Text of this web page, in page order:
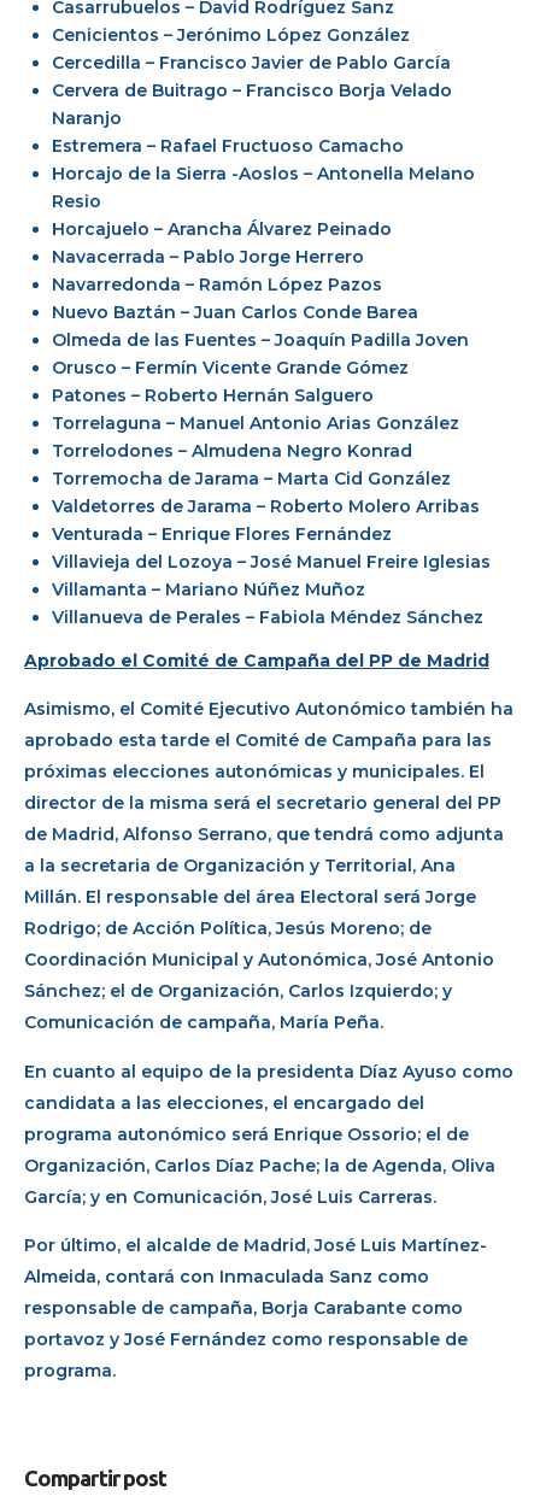
Casarrubuelos – David Rodríguez Sanz
Cenicientos – Jerónimo López González
Cercedilla – Francisco Javier de Pablo García
Cervera de Buitrago – Francisco Borja Velado
Naranjo
Estremera – Rafael Fructuoso Camacho
Horcajo de la Sierra -Aoslos – Antonella Melano
Resio
Horcajuelo – Arancha Álvarez Peinado
Navacerrada – Pablo Jorge Herrero
Navarredonda – Ramón López Pazos
Nuevo Baztán – Juan Carlos Conde Barea
Olmeda de las Fuentes – Joaquín Padilla Joven
Orusco – Fermín Vicente Grande Gómez
Patones – Roberto Hernán Salguero
Torrelaguna – Manuel Antonio Arias González
Torrelodones – Almudena Negro Konrad
Torremocha de Jarama – Marta Cid González
Valdetorres de Jarama – Roberto Molero Arribas
Venturada – Enrique Flores Fernández
Villavieja del Lozoya – José Manuel Freire Iglesias
Villamanta – Mariano Núñez Muñoz
Villanueva de Perales – Fabiola Méndez Sánchez
Aprobado el Comité de Campaña del PP de Madrid
Asimismo, el Comité Ejecutivo Autonómico también ha
aprobado esta tarde el Comité de Campaña para las
próximas elecciones autonómicas y municipales. El
director de la misma será el secretario general del PP
de Madrid, Alfonso Serrano, que tendrá como adjunta
a la secretaria de Organización y Territorial, Ana
Millán. El responsable del área Electoral será Jorge
Rodrigo; de Acción Política, Jesús Moreno; de
Coordinación Municipal y Autonómica, José Antonio
Sánchez; el de Organización, Carlos Izquierdo; y
Comunicación de campaña, María Peña.
En cuanto al equipo de la presidenta Díaz Ayuso como
candidata a las elecciones, el encargado del
programa autonómico será Enrique Ossorio; el de
Organización, Carlos Díaz Pache; la de Agenda, Oliva
García; y en Comunicación, José Luis Carreras.
Por último, el alcalde de Madrid, José Luis Martínez-
Almeida, contará con Inmaculada Sanz como
responsable de campaña, Borja Carabante como
portavoz y José Fernández como responsable de
programa.
Compartir post